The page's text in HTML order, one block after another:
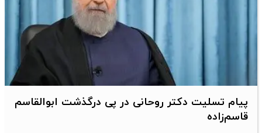
پیام تسلیت دکتر روحانی در پی درگذشت ابوالقاسم
قاسم‌زاده